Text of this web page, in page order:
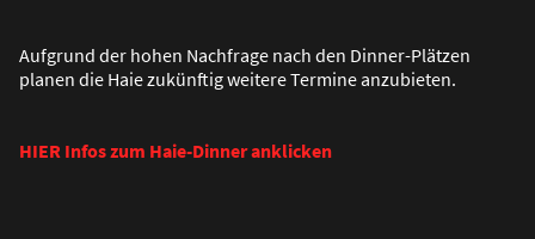
Aufgrund der hohen Nachfrage nach den Dinner-Plätzen
planen die Haie zukünftig weitere Termine anzubieten.
HIER Infos zum Haie-Dinner anklicken